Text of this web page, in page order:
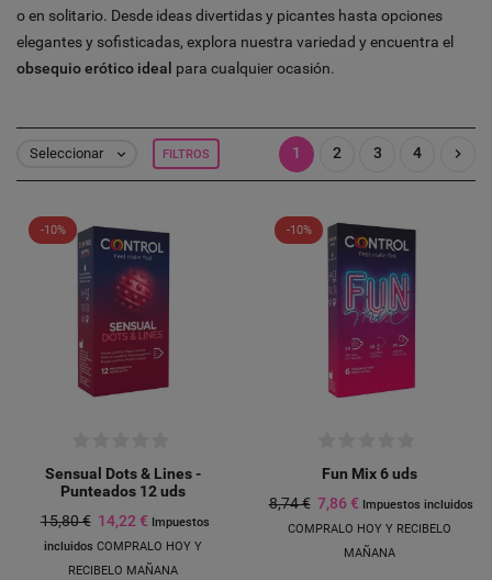
o en solitario. Desde ideas divertidas y picantes hasta opciones
elegantes y sofisticadas, explora nuestra variedad y encuentra el
obsequio erótico ideal para cualquier ocasión.
Seleccionar  FILTROS 1 2 3 4 
-10%
Sensual Dots & Lines -
Punteados 12 uds
15,80 € 14,22 € Impuestos
incluidos COMPRALO HOY Y
RECIBELO MAÑANA
-10%
Fun Mix 6 uds
8,74 € 7,86 € Impuestos incluidos
COMPRALO HOY Y RECIBELO
MAÑANA